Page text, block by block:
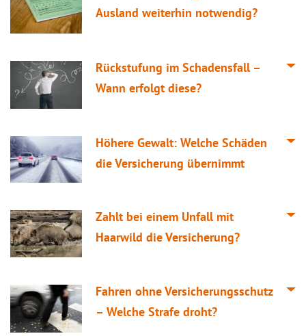
Ausland weiterhin notwendig?
Rückstufung im Schadensfall –
Wann erfolgt diese?
Höhere Gewalt: Welche Schäden
die Versicherung übernimmt
Zahlt bei einem Unfall mit
Haarwild die Versicherung?
Fahren ohne Versicherungsschutz
– Welche Strafe droht?